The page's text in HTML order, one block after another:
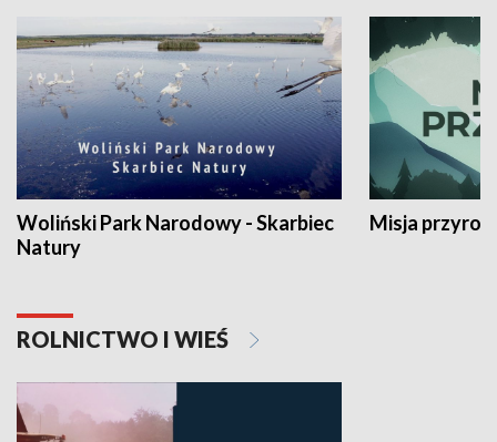
Woliński Park Narodowy - Skarbiec
Natury
Misja
ROLNICTWO I WIEŚ